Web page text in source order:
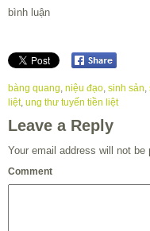
bình luận
bàng quang niệu đạo sinh sản
liệt, ung thư tuyến tiền liệt
Leave a Reply
Your email address will not be
Comment